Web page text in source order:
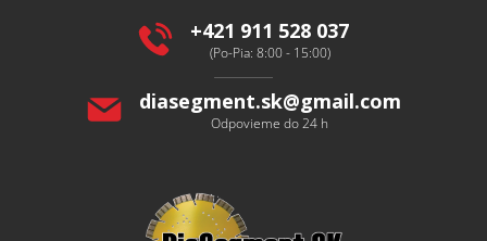
+421 911 528 037
(Po-Pia: 8:00 - 15:00)
diasegment.sk@gmail.com
Odpovieme do 24 h